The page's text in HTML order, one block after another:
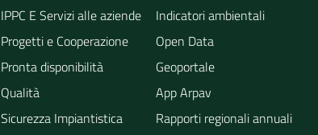
IPPC E Servizi alle aziende
Progetti e Cooperazione
Pronta disponibilità
Qualità
Sicurezza Impiantistica
Indicatori ambientali
Open Data
Geoportale
App Arpav
Rapporti regionali annuali